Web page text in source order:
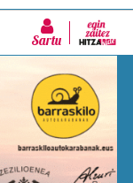
Sartu